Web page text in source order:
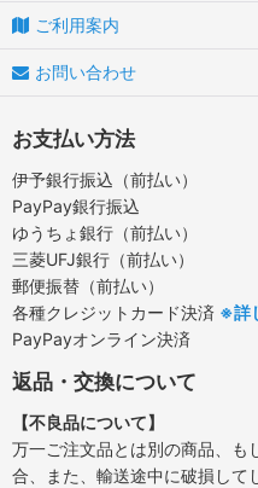
ご利用案内
お問い合わせ
お支払い方法
伊予銀行振込（前払い）
PayPay銀行振込
ゆうちょ銀行（前払い）
三菱UFJ銀行（前払い）
郵便振替（前払い）
各種クレジットカード決済 ※詳
PayPayオンライン決済
返品・交換について
【不良品について】
万一ご注文品とは別の商品、も
合、また、輸送途中に破損して